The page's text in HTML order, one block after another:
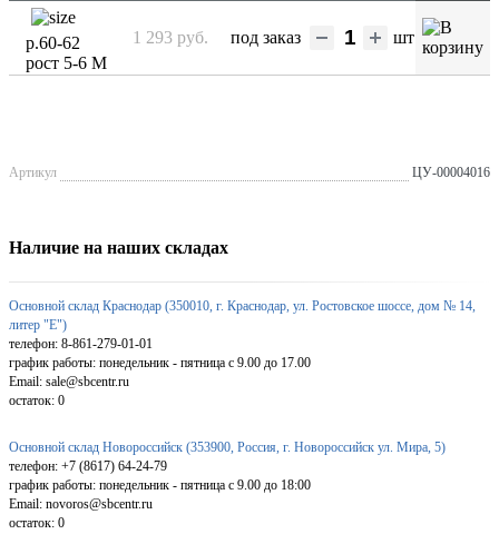
р.60-62
рост 5-6 М
1 293 руб. под заказ шт
Артикул ЦУ-00004016
Наличие на наших складах
Основной склад Краснодар (350010, г. Краснодар, ул. Ростовское шоссе, дом № 14,
литер "Е")
телефон: 8-861-279-01-01
график работы: понедельник - пятница с 9.00 до 17.00
Email: sale@sbcentr.ru
остаток: 0
Основной склад Новороссийск (353900, Россия, г. Новороссийск ул. Мира, 5)
телефон: +7 (8617) 64-24-79
график работы: понедельник - пятница с 9.00 до 18:00
Email: novoros@sbcentr.ru
остаток: 0